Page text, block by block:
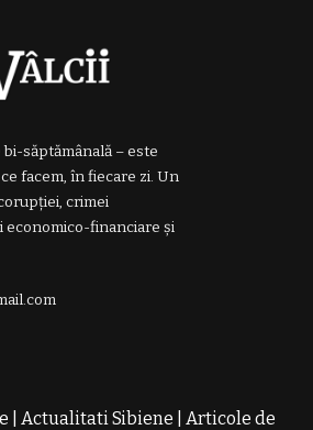
bi-săptămânală – este
facem, în fiecare zi. Un
crimei
economico-financiare și
Actualitati Sibiene
Articole de